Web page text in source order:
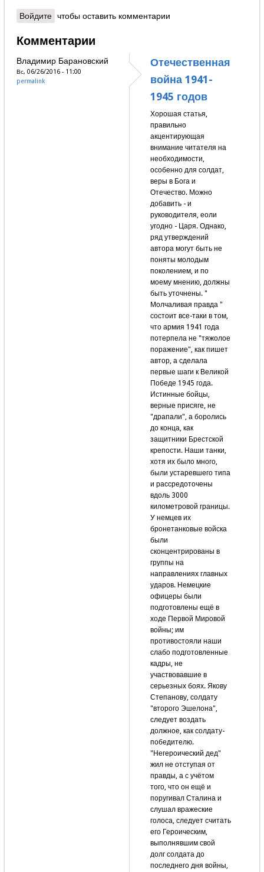
Войдите чтобы оставить комментарии
Комментарии
Владимир Барановский
Вс, 06/26/2016 - 11:00
permalink
Отечественная
война 1941-
1945 годов
Хорошая статья,
правильно
акцентирующая
внимание читателя на
необходимости,
особенно для солдат,
веры в Бога и
Отечество. Можно
добавить - и
руководителя, еоли
угодно - Царя. Однако,
ряд утверждений
автора могут быть не
поняты молодым
поколением, и по
моему мнению, должны
быть уточнены. "
Молчаливая правда "
состоит все-таки в том,
что армия 1941 года
потерпела не "тяжолое
поражение", как пишет
автор, а сделала
первые шаги к Великой
Победе 1945 года.
Истинные бойцы,
верные присяге, не
"драпали", а боролись
до конца, как
защитники Брестской
крепости. Наши танки,
хотя их было много,
были устаревшего типа
и рассредоточены
вдоль 3000
километровой границы.
У немцев их
бронетанковые войска
были
сконцентрированы в
группы на
направлениях главных
ударов. Немецкие
офицеры были
подготовлены ещё в
ходе Первой Мировой
войны; им
противостояли наши
слабо подготовленные
кадры, не
участвовавшие в
серьезных боях. Якову
Степанову, солдату
"второго Эшелона",
следует воздать
должное, как солдату-
победителю.
"Негероический дед"
жил не отступая от
правды, а с учётом
того, что он ещё и
поругивал Сталина и
слушал вражеские
голоса, следует считать
его Героическим,
выполнявшим свой
долг солдата до
последнего дня войны,